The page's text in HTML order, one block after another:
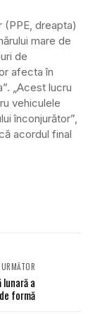
(PPE, dreapta)
mare de
de
afecta în
„Acest lucru
vehiculele
înconjurător”,
acordul final
URMĂTOR
a
formă